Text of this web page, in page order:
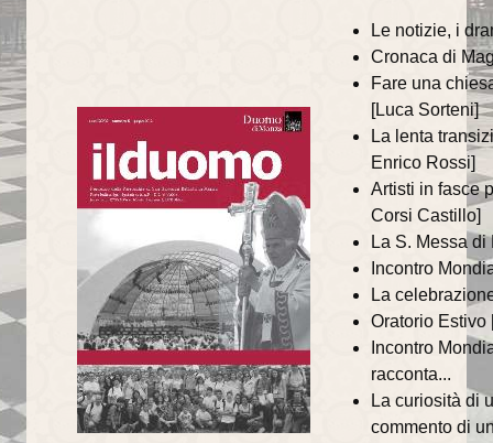
annata 2023
annata 2022
annata 2021
annata 2019
annata 2018
annata 2017
annata 2016
Le notizie, i
Cronaca di
Fare una
[Luca Sorteni]
La lenta
Enrico Rossi]
Artisti in fasce
Corsi Castillo]
La S. Messa
Incontro
La
Oratorio
Incontro
racconta...
La curiosità di
commento di